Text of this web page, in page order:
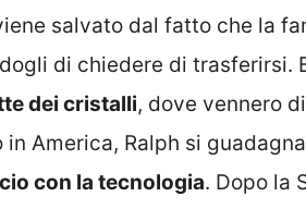
salvato dal fatto che la
di chiedere di trasferirsi.
dei cristalli, dove vennero
in America, Ralph si
con la tecnologia. Dopo la